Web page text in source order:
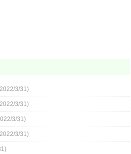
3/31)
3/31)
3/31)
3/31)